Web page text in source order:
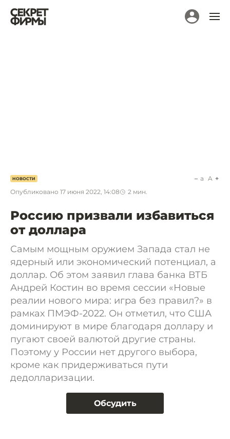
НОВОСТИ
Опубликовано 17 июня 2022, 14:08 2 мин.
a A
Россию призвали избавиться
от доллара
Самым мощным оружием Запада стал не
ядерный или экономический потенциал, а
доллар. Об этом заявил глава банка ВТБ
Андрей Костин во время сессии «Новые
реалии нового мира: игра без правил?» в
рамках ПМЭФ-2022. Он отметил, что США
доминируют в мире благодаря доллару и
пугают своей валютой другие страны.
Поэтому у России нет другого выбора,
кроме как придерживаться пути
дедолларизации.
Обсудить